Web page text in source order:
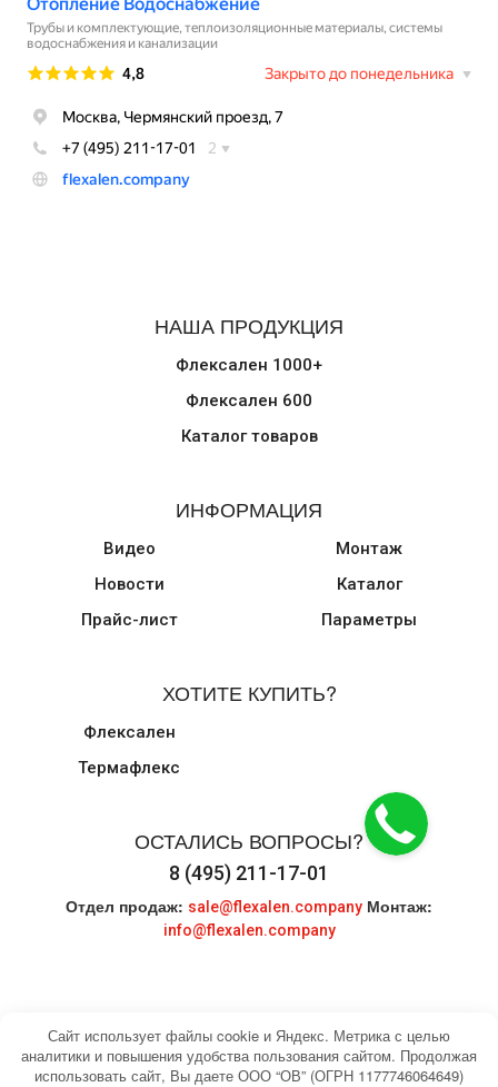
НАША ПРОДУКЦИЯ
Флексален 1000+
Флексален 600
Каталог товаров
ИНФОРМАЦИЯ
Видео
Новости
Прайс-лист
Монтаж
Каталог
Параметры
ХОТИТЕ КУПИТЬ?
Флексален
Термафлекс
ОСТАЛИСЬ ВОПРОСЫ?
8 (495) 211-17-01
Отдел продаж: sale@flexalen.company Монтаж:
info@flexalen.company
Сайт использует файлы cookie и Яндекс. Метрика с целью
аналитики и повышения удобства пользования сайтом. Продолжая
использовать сайт, Вы даете ООО “ОВ” (ОГРН 1177746064649)